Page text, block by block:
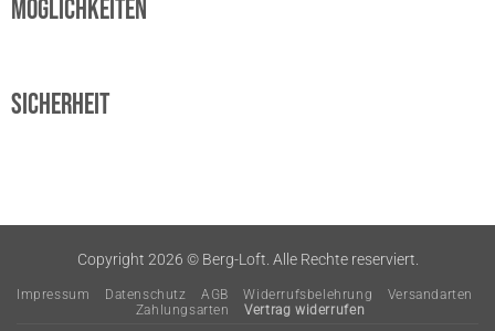
möglichkeiten
Sicherheit
Copyright 2026 © Berg-Loft. Alle Rechte reserviert.
Impressum Datenschutz AGB Widerrufsbelehrung
Versandarten
Zahlungsarten
Vertrag widerrufen